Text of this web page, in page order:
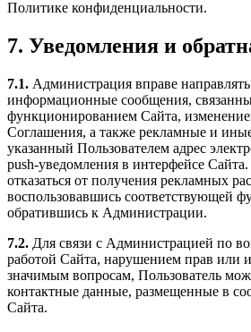
Политике конфиденциальности.
7. Уведомления и
7.1. Администрация вправе
информационные сообщения,
функционированием Сайта,
Соглашения, а также рекламные и
указанный Пользователем адрес
push-уведомления в интерфейсе
отказаться от получения рекламных
воспользовавшись соответствующей
обратившись к Администрации.
7.2. Для связи с Администрацией по
работой Сайта, нарушением прав или
значимым вопросам, Пользователь
контактные данные, размещенные в
Сайта.